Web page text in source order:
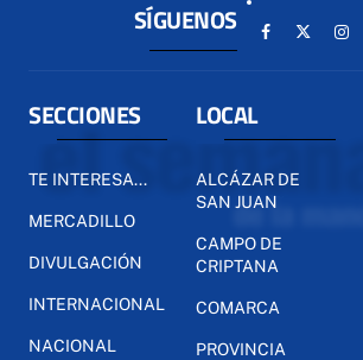
SÍGUENOS
SECCIONES
TE INTERESA...
MERCADILLO
DIVULGACIÓN
INTERNACIONAL
NACIONAL
LOCAL
ALCÁZAR DE
SAN JUAN
CAMPO DE
CRIPTANA
COMARCA
PROVINCIA